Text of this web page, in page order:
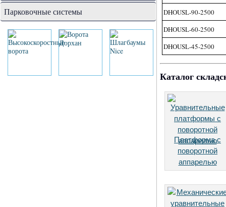
Парковочные системы
DHOUSL-90-2500
DHOUSL-60-2500
DHOUSL-45-2500
Каталог
Платформа с
поворотной
аппарелью